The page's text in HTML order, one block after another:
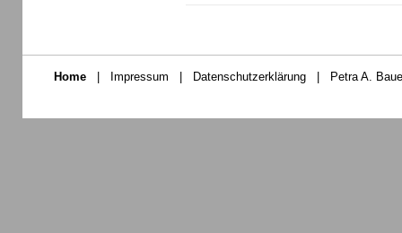
Home Impressum Datenschutzerklärung Petra A.